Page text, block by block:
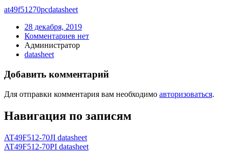
at49f51270pcdatasheet
28 декабря, 2019
Комментариев нет
Администратор
datasheet
Добавить комментарий
Для отправки комментария вам необходимо авторизоваться.
Навигация по записям
AT49F512-70JI datasheet
AT49F512-70PI datasheet